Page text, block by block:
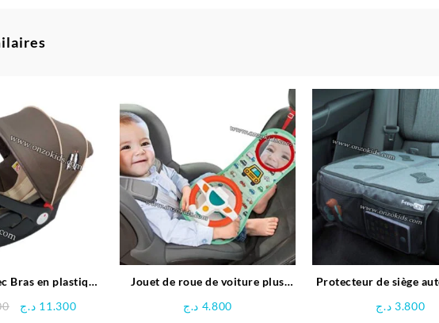
Bras en plastique
Le
11.300 د.ج
Le
Jouet de roue de voiture plus
4.800 د.ج
Protecteur de siège
3.800 د.ج